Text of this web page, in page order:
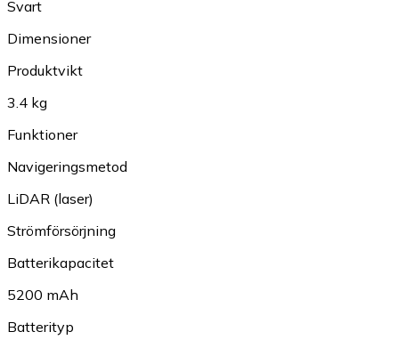
Svart
Dimensioner
Produktvikt
3.4 kg
Funktioner
Navigeringsmetod
LiDAR (laser)
Strömförsörjning
Batterikapacitet
5200 mAh
Batterityp